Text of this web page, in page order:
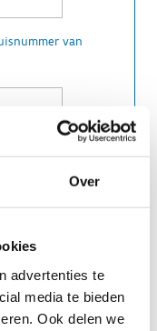
Over
advertenties te
media te bieden
Ook delen we
van
in